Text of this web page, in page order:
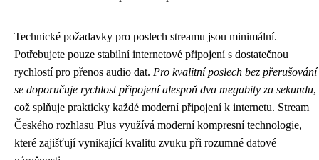
Technické požadavky pro poslech streamu jsou minimální.
Potřebujete pouze stabilní internetové připojení s dostatečnou
rychlostí pro přenos audio dat. Pro kvalitní poslech bez přerušování
se doporučuje rychlost připojení alespoň dva megabity za sekundu,
což splňuje prakticky každé moderní připojení k internetu. Stream
Českého rozhlasu Plus využívá moderní kompresní technologie,
které zajišťují vynikající kvalitu zvuku při rozumné datové